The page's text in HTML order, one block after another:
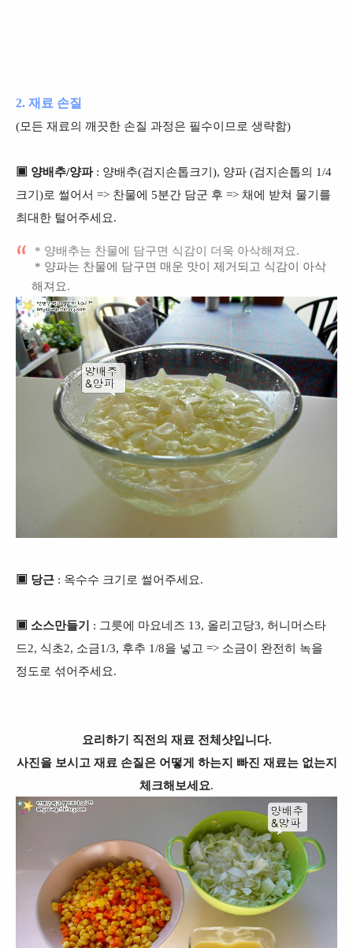
2. 재료 손질
(모든 재료의 깨끗한 손질 과정은 필수이므로 생략함)
▣ 양배추/양파: 양배추(검지 손톱크기), 양파 (검지 손톱의 1/4
크기)로 썰어서 => 찬물에 5분간 담군 후 => 채에 받쳐 물기를
최대한 털어주세요.
* 양배추는 찬물에 담구면 식감이 더욱 아삭해져요.
* 양파는 찬물에 담구면 매운 맛이 제거 되고 식감이 아삭
해져요.
▣ 당근 : 옥수수 크기로 썰어주세요.
▣ 소스만들기 : 그릇에 마요네즈 13, 올리고당3, 허니머스타
드2, 식초2, 소금1/3, 후추 1/8을 넣고 => 소금이 완전히 녹을
정도로 섞어주세요.
요리하기 직전의 재료 전체샷입니다.
사진을 보시고 재료 손질은 어떻게 하는지 빠진 재료는 없는지
체크해보세요.